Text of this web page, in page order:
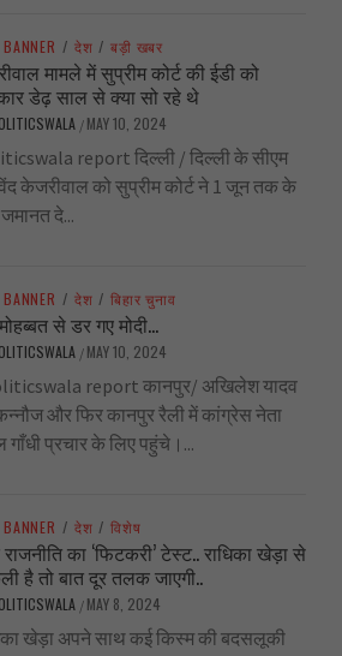
/ देश / बड़ी खबर
मामले में सुप्रीम कोर्ट की ईडी को
डेढ़ साल से क्या सो रहे थे
/ MAY 10, 2024
report दिल्ली / दिल्ली के सीएम
केजरीवाल को सुप्रीम कोर्ट ने 1 जून तक के
दे...
/ देश / बिहार चुनाव
से डर गए मोदी…
/ MAY 10, 2024
report कानपुर/ अखिलेश यादव
और फिर कानपुर रैली में कांग्रेस नेता
गाँधी प्रचार के लिए पहुंचे।...
/ देश / विशेष
का ‘फिटकरी’ टेस्ट.. राधिका खेड़ा से
है तो बात दूर तलक जाएगी..
/ MAY 8, 2024
खेड़ा अपने साथ कई किस्म की बदसलूकी